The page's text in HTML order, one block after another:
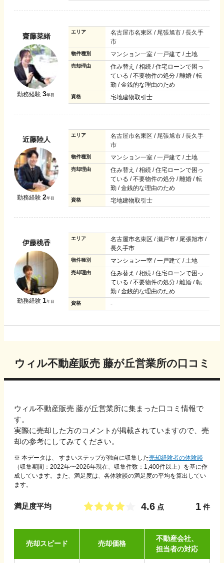
齋藤菜緒
勤務経験 3年目
エリア
名古屋市名東区 / 尾張旭市 / 長久手
市
物件種別 マンション一室 / 一戸建て / 土地
売却理由
住み替え / 相続 / 住宅ローンで困っ
ている / 不要物件の処分 / 離婚 / 転
勤 / 金銭的な理由のため
資格 宅地建物取引士
近藤陸人
勤務経験 2年目
エリア
名古屋市名東区 / 尾張旭市 / 長久手
市
物件種別 マンション一室 / 一戸建て / 土地
売却理由
住み替え / 相続 / 住宅ローンで困っ
ている / 不要物件の処分 / 離婚 / 転
勤 / 金銭的な理由のため
資格 宅地建物取引士
伊藤桃香
勤務経験 1年目
エリア
名古屋市名東区 / 瀬戸市 / 尾張旭市 /
長久手市
物件種別 マンション一室 / 一戸建て / 土地
売却理由
住み替え / 相続 / 住宅ローンで困っ
ている / 不要物件の処分 / 離婚 / 転
勤 / 金銭的な理由のため
資格 -
ウィル不動産販売 藤が丘営業所の口コミ
ウィル不動産販売 藤が丘営業所に集まった口コミ情報で
す。
実際に売却した方のコメントが掲載されていますので、売
却の参考にしてみてください。
※ 本データは、 すまいステップが独自に収集した売却経験者の体験談
（収集期間：2022年〜2026年現在、収集件数： 1,400件以上）を基に作
成しています。また、満足度は、各体験談の満足度の平均を算出してい
ます。
満足度平均 4.6 点 1 件
売却スピード 売却価格
不動産会社、
担当者の対応